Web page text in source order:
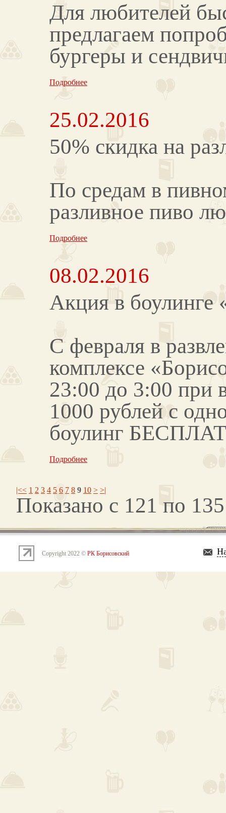
Для любителей
предлагаем
бургеры и
Подробнее
25.02.2016
50% скидка на
По средам в
разливное пиво
Подробнее
08.02.2016
Акция в боулинге
С февраля в
комплексе
23:00 до 3:00 при
1000 рублей с
боулинг
Подробнее
|<< 1 2 3 4 5 6 7 8 9 10 > >|
Показано с 121 по
Copyright 2022 © РК Борисовский